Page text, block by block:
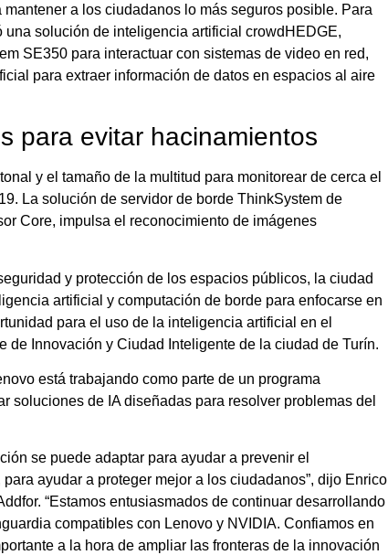
a los ciudadanos lo más seguros posible. Para
una solución de inteligencia artificial crowdHEDGE,
SE350 para interactuar con sistemas de video en red,
para extraer información de datos en espacios al aire
para evitar hacinamientos
y el tamaño de la multitud para monitorear de cerca el
La solución de servidor de borde ThinkSystem de
Core, impulsa el reconocimiento de imágenes
y protección de los espacios públicos, la ciudad
artificial y computación de borde para enfocarse en
para el uso de la inteligencia artificial en el
de Innovación y Ciudad Inteligente de la ciudad de Turín.
está trabajando como parte de un programa
soluciones de IA diseñadas para resolver problemas del
se puede adaptar para ayudar a prevenir el
ayudar a proteger mejor a los ciudadanos”, dijo Enrico
“Estamos entusiasmados de continuar desarrollando
compatibles con Lenovo y NVIDIA. Confiamos en
a la hora de ampliar las fronteras de la innovación